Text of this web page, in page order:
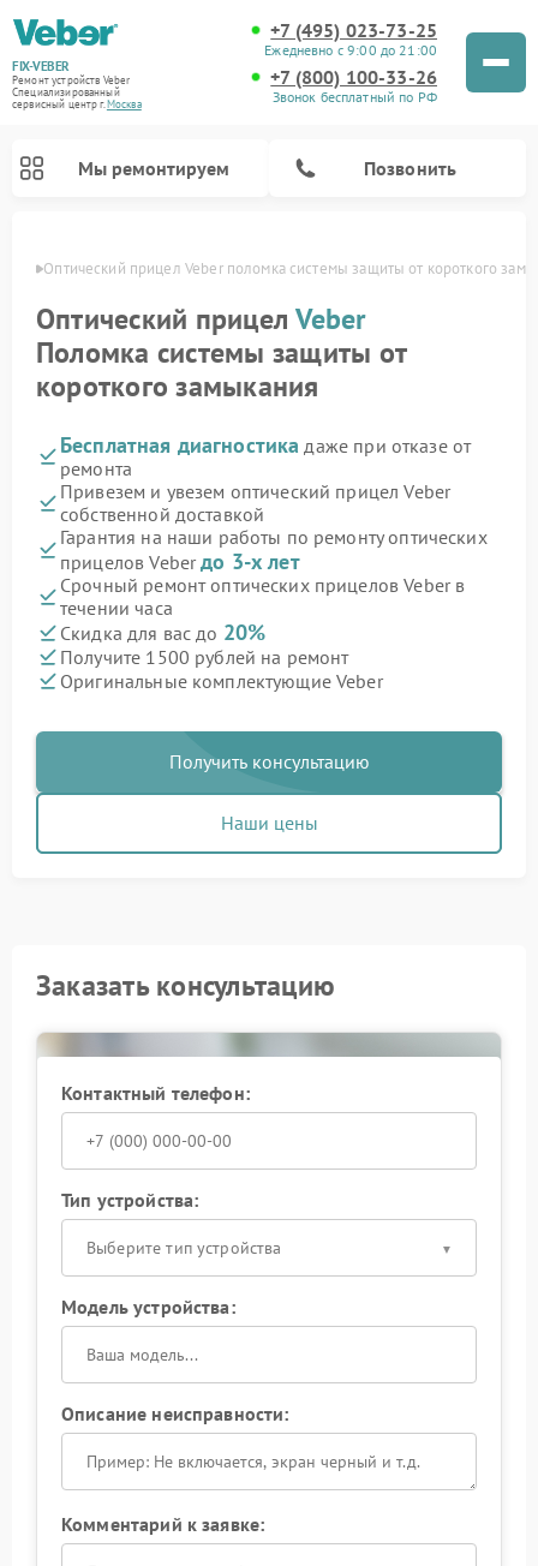
FIX-VEBER
Ремонт устройств Veber
Специализированный
cервисный центр г.Москва
+7 (495) 023-73-25
Ежедневно с 9:00 до 21:00
+7 (800) 100-33-26
Звонок бесплатный по РФ
Мы ремонтируем Позвонить
Оптический прицел Veber поломка системы защиты от короткого
Оптический прицелVeber
Поломка системы защиты от
короткого замыкания
Бесплатная диагностика даже при отказе от
ремонта
Привезем и увезем оптический прицел Veber
собственной доставкой
Гарантия на наши работы по ремонту оптических
прицелов Veberдо 3-х лет
Срочный ремонт оптических прицелов Veber в
течении часа
Скидка для вас до 20%
Получите 1500 рублей на ремонт
Оригинальные комплектующие Veber
Получить консультацию
Наши цены
Заказать консультацию
Контактный телефон:
Тип устройства:
Выберите тип устройства
Модель устройства:
Описание неисправности:
Комментарий к заявке: